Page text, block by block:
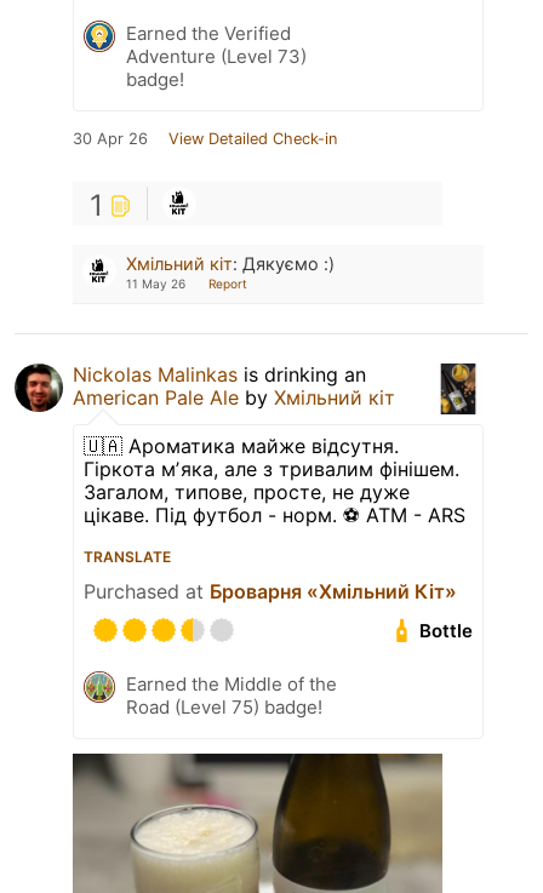
Earned the Verified
Adventure (Level 73)
badge!
30 Apr 26 View Detailed Check-in
1
Хмільний кіт: Дякуємо :)
11 May 26 Report
Nickolas Malinkas is drinking an
American Pale Ale by Хмільний кіт
🇺🇦 Ароматика майже відсутня.
Гіркота мʼяка, але з тривалим фінішем.
Загалом, типове, просте, не дуже
цікаве. Під футбол - норм. ⚽️ ATM - ARS
TRANSLATE
Purchased at Броварня «Хмільний Кіт»
Bottle
Earned the Middle of the
Road (Level 75) badge!